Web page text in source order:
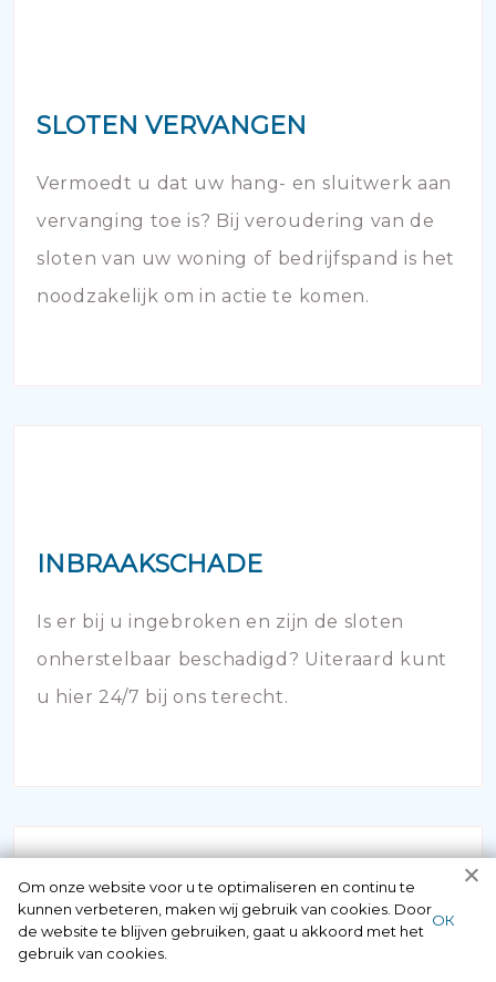
SLOTEN VERVANGEN
Vermoedt u dat uw hang- en sluitwerk aan
vervanging toe is? Bij veroudering van de
sloten van uw woning of bedrijfspand is het
noodzakelijk om in actie te komen.
INBRAAKSCHADE
Is er bij u ingebroken en zijn de sloten
onherstelbaar beschadigd? Uiteraard kunt
u hier 24/7 bij ons terecht.
NOODOPENING AUTO
Om onze website voor u te optimaliseren en continu te
kunnen verbeteren, maken wij gebruik van cookies. Door
de website te blijven gebruiken, gaat u akkoord met het
gebruik van cookies.
ОК